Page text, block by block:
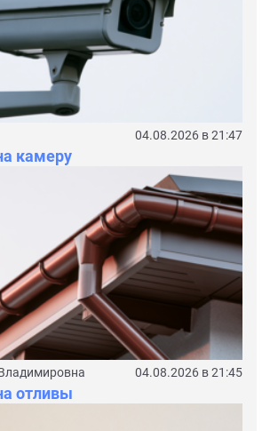
04.08.2026 в 21:47
камеру
04.08.2026 в 21:45
отливы